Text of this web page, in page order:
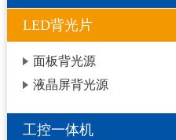
LED背光片
面板背光源
液晶屏背光源
工控一体机